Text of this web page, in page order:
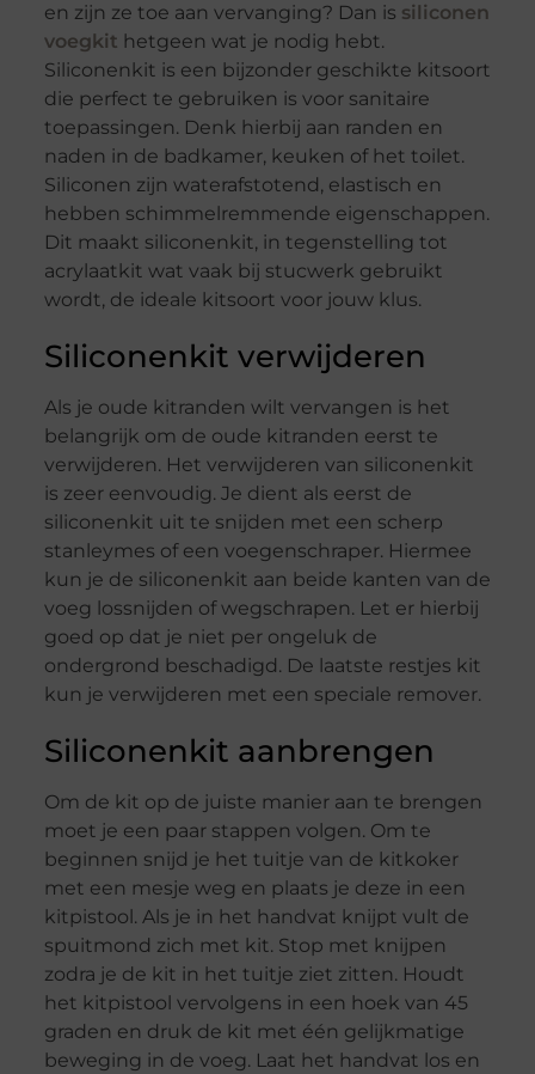
en zijn ze toe aan vervanging? Dan is siliconen
voegkit hetgeen wat je nodig hebt.
Siliconenkit is een bijzonder geschikte kitsoort
die perfect te gebruiken is voor sanitaire
toepassingen. Denk hierbij aan randen en
naden in de badkamer, keuken of het toilet.
Siliconen zijn waterafstotend, elastisch en
hebben schimmelremmende eigenschappen.
Dit maakt siliconenkit, in tegenstelling tot
acrylaatkit wat vaak bij stucwerk gebruikt
wordt, de ideale kitsoort voor jouw klus.
Siliconenkit verwijderen
Als je oude kitranden wilt vervangen is het
belangrijk om de oude kitranden eerst te
verwijderen. Het verwijderen van siliconenkit
is zeer eenvoudig. Je dient als eerst de
siliconenkit uit te snijden met een scherp
stanleymes of een voegenschraper. Hiermee
kun je de siliconenkit aan beide kanten van de
voeg lossnijden of wegschrapen. Let er hierbij
goed op dat je niet per ongeluk de
ondergrond beschadigd. De laatste restjes kit
kun je verwijderen met een speciale remover.
Siliconenkit aanbrengen
Om de kit op de juiste manier aan te brengen
moet je een paar stappen volgen. Om te
beginnen snijd je het tuitje van de kitkoker
met een mesje weg en plaats je deze in een
kitpistool. Als je in het handvat knijpt vult de
spuitmond zich met kit. Stop met knijpen
zodra je de kit in het tuitje ziet zitten. Houdt
het kitpistool vervolgens in een hoek van 45
graden en druk de kit met één gelijkmatige
beweging in de voeg. Laat het handvat los en